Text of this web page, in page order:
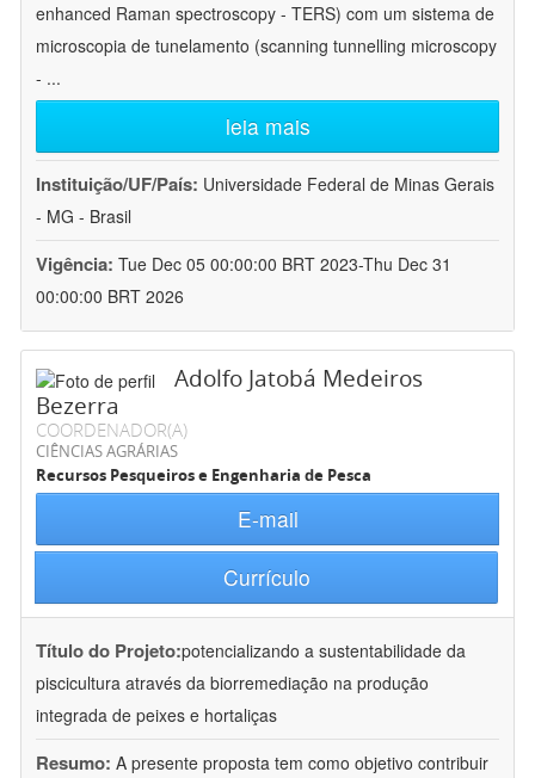
enhanced Raman spectroscopy - TERS) com um sistema de
microscopia de tunelamento (scanning tunnelling microscopy
- ...
leia mais
Instituição/UF/País: Universidade Federal de Minas Gerais
- MG - Brasil
Vigência: Tue Dec 05 00:00:00 BRT 2023-Thu Dec 31
00:00:00 BRT 2026
Adolfo Jatobá Medeiros
Bezerra
COORDENADOR(A)
CIÊNCIAS AGRÁRIAS
Recursos Pesqueiros e Engenharia de Pesca
E-mail
Currículo
Título do Projeto:potencializando a sustentabilidade da
piscicultura através da biorremediação na produção
integrada de peixes e hortaliças
Resumo: A presente proposta tem como objetivo contribuir